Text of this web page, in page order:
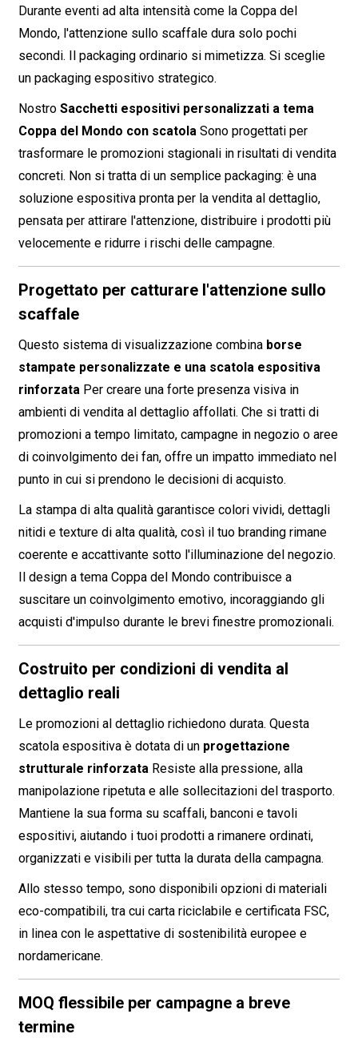
Durante eventi ad alta intensità come la Coppa del
Mondo, l'attenzione sullo scaffale dura solo pochi
secondi. Il packaging ordinario si mimetizza. Si sceglie
un packaging espositivo strategico.
Nostro Sacchetti espositivi personalizzati a tema
Coppa del Mondo con scatolaSono progettati per
trasformare le promozioni stagionali in risultati di vendita
concreti. Non si tratta di un semplice packaging: è una
soluzione espositiva pronta per la vendita al dettaglio,
pensata per attirare l'attenzione, distribuire i prodotti più
velocemente e ridurre i rischi delle campagne.
Progettato per catturare l'attenzione sullo
scaffale
Questo sistema di visualizzazione combina borse
stampate personalizzate e una scatola espositiva
rinforzataPer creare una forte presenza visiva in
ambienti di vendita al dettaglio affollati. Che si tratti di
promozioni a tempo limitato, campagne in negozio o aree
di coinvolgimento dei fan, offre un impatto immediato nel
punto in cui si prendono le decisioni di acquisto.
La stampa di alta qualità garantisce colori vividi, dettagli
nitidi e texture di alta qualità, così il tuo branding rimane
coerente e accattivante sotto l'illuminazione del negozio.
Il design a tema Coppa del Mondo contribuisce a
suscitare un coinvolgimento emotivo, incoraggiando gli
acquisti d'impulso durante le brevi finestre promozionali.
Costruito per condizioni di vendita al
dettaglio reali
Le promozioni al dettaglio richiedono durata. Questa
scatola espositiva è dotata di un progettazione
strutturale rinforzataResiste alla pressione, alla
manipolazione ripetuta e alle sollecitazioni del trasporto.
Mantiene la sua forma su scaffali, banconi e tavoli
espositivi, aiutando i tuoi prodotti a rimanere ordinati,
organizzati e visibili per tutta la durata della campagna.
Allo stesso tempo, sono disponibili opzioni di materiali
eco-compatibili, tra cui carta riciclabile e certificata FSC,
in linea con le aspettative di sostenibilità europee e
nordamericane.
MOQ flessibile per campagne a breve
termine